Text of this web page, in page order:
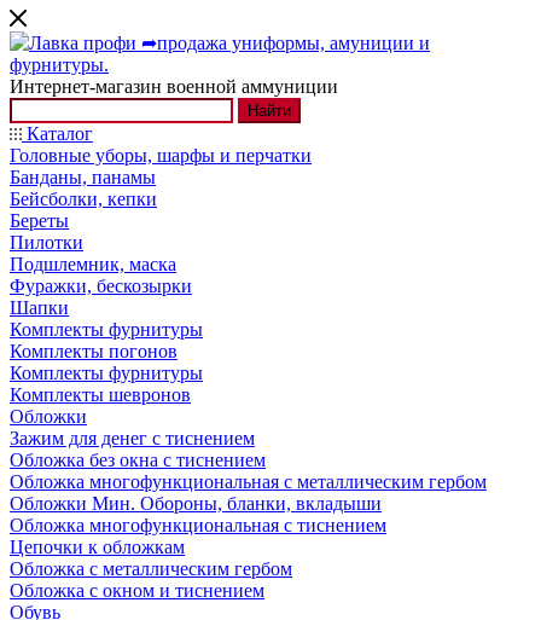
Интернет-магазин военной аммуниции
Найти
Каталог
Головные уборы, шарфы и перчатки
Банданы, панамы
Бейсболки, кепки
Береты
Пилотки
Подшлемник, маска
Фуражки, бескозырки
Шапки
Комплекты фурнитуры
Комплекты погонов
Комплекты фурнитуры
Комплекты шевронов
Обложки
Зажим для денег с тиснением
Обложка без окна с тиснением
Обложка многофункциональная с металлическим гербом
Обложки Мин. Обороны, бланки, вкладыши
Обложка многофункциональная с тиснением
Цепочки к обложкам
Обложка с металлическим гербом
Обложка с окном и тиснением
Обувь